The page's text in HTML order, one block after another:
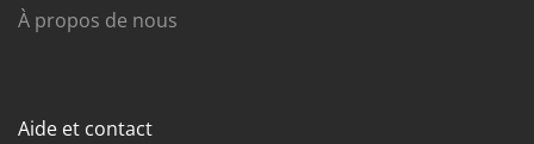
À propos de nous
Aide et contact